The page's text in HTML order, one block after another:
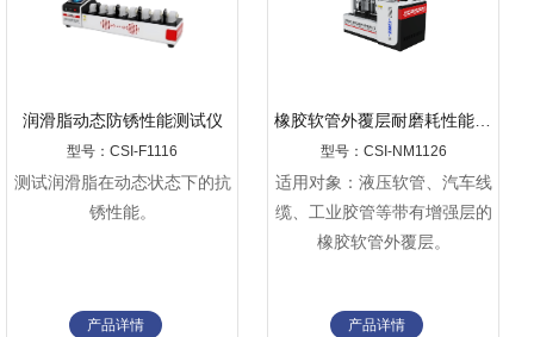
润滑脂动态防锈性能测试仪
型号：CSI-F1116
测试润滑脂在动态状态下的抗
锈性能。
产品详情
型号：CSI-NM1126
‌‌适用对象‌：液压软管、汽车线
缆、工业胶管等带有增强层的
橡胶软管外覆层。
产品详情